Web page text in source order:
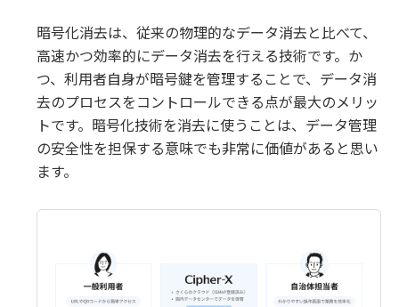
暗号化消去は、従来の物理的なデータ消去と比べて、
高速かつ効率的にデータ消去を行える技術です。か
つ、利用者自身が暗号鍵を管理することで、データ消
去のプロセスをコントロールできる点が最大のメリッ
トです。暗号化技術を消去に使うことは、データ管理
の安全性を担保する意味でも非常に価値があると思い
ます。